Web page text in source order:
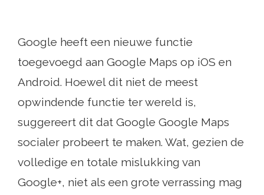
Google heeft een nieuwe functie
toegevoegd aan Google Maps op iOS en
Android. Hoewel dit niet de meest
opwindende functie ter wereld is,
suggereert dit dat Google Google Maps
socialer probeert te maken. Wat, gezien de
volledige en totale mislukking van
Google+, niet als een grote verrassing mag